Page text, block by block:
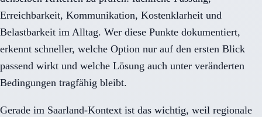
Erreichbarkeit, Kommunikation, Kostenklarheit und
Belastbarkeit im Alltag. Wer diese Punkte dokumentiert,
erkennt schneller, welche Option nur auf den ersten Blick
passend wirkt und welche Lösung auch unter veränderten
Bedingungen tragfähig bleibt.
Gerade im Saarland-Kontext ist das wichtig, weil regionale